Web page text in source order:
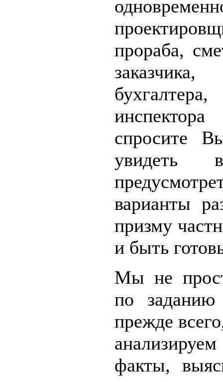
прораба,
спросите
увидеть
варианты
призму
и быть
Мы не
по
прежде
факты,